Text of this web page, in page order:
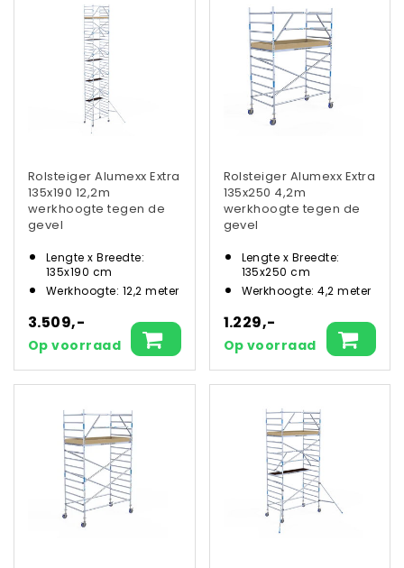
Rolsteiger Alumexx Extra
135x190 12,2m
werkhoogte tegen de
gevel
Lengte x Breedte:
135x190 cm
Werkhoogte: 12,2 meter
3.509,-
Op voorraad
Rolsteiger Alumexx Extra
135x250 4,2m
werkhoogte tegen de
gevel
Lengte x Breedte:
135x250 cm
Werkhoogte: 4,2 meter
1.229,-
Op voorraad